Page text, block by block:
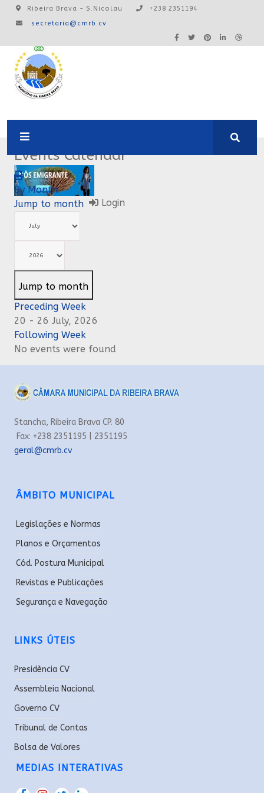
Ribeira Brava - S.Nicolau
+238 2351194
secretaria@cmrb.cv
Login
Events Calendar
By Month
Jump to month
Jump to month
Preceding Week
20 - 26 July, 2026
Following Week
No events were found
Stancha, Ribeira Brava CP. 80
Fax: +238 2351195 | 2351195
geral@cmrb.cv
ÂMBITO MUNICIPAL
Legislações e Normas
Planos e Orçamentos
Cód. Postura Municipal
Revistas e Publicações
Segurança e Navegação
LINKS ÚTEIS
Presidència CV
Assembleia Nacional
Governo CV
Tribunal de Contas
Bolsa de Valores
MEDIAS INTERATIVAS